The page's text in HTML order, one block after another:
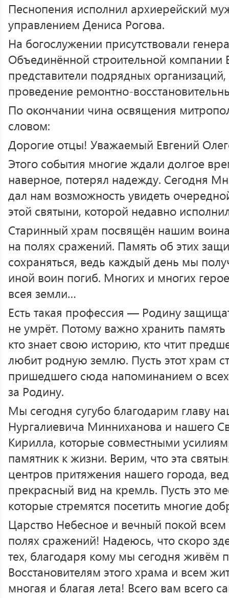
Песнопения исполнил архиерейский
управлением Дениса Рогова.
На богослужении присутствовали
Объединённой строительной компании
представители подрядных организаций,
проведение ремонтно-
По окончании чина освящения
словом:
Дорогие отцы! Уважаемый Евгений
Этого события многие ждали долгое
наверное, потерял надежду. Сегодня
дал нам возможность увидеть
этой святыни, которой недавно
Старинный храм посвящён нашим
на полях сражений. Память об этих
сохраняться, ведь каждый день мы
иной воин погиб. Многих и многих
всея земли…
Есть такая профессия — Родину
не умрёт. Потому важно хранить
кто знает свою историю, кто чтит
любит родную землю. Пусть этот храм
пришедшего сюда напоминанием о
за Родину.
Мы сегодня сугубо благодарим главу
Нургалиевича Минниханова и нашего
Кирилла, которые совместными
памятник к жизни. Верим, что эта
центров притяжения нашего города,
прекрасный вид на кремль. Пусть это
которые стремятся посетить многие
Царство Небесное и вечный покой
полях сражений! Надеюсь, что скоро
тех, благодаря кому мы сегодня живём
Восстановителям этого храма и всем
многая и благая лета! Всего вам всего